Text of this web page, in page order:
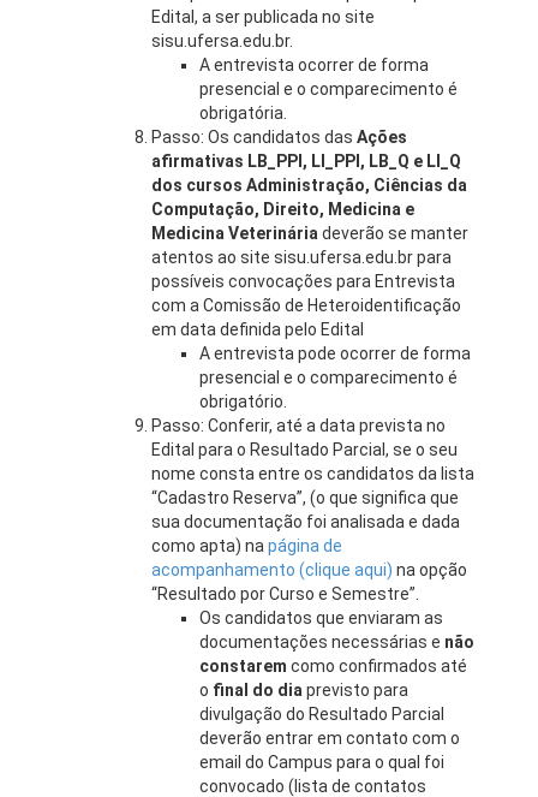
Edital, a ser publicada no site
sisu.ufersa.edu.br.
A entrevista ocorrer de forma
presencial e o comparecimento é
obrigatória.
Passo: Os candidatos das Ações
afirmativas LB_PPI, LI_PPI, LB_Q e LI_Q
dos cursos Administração, Ciências da
Computação, Direito, Medicina e
Medicina Veterinária deverão se manter
atentos ao site sisu.ufersa.edu.br para
possíveis convocações para Entrevista
com a Comissão de Heteroidentificação
em data definida pelo Edital
A entrevista pode ocorrer de forma
presencial e o comparecimento é
obrigatório.
Passo: Conferir, até a data prevista no
Edital para o Resultado Parcial, se o seu
nome consta entre os candidatos da lista
“Cadastro Reserva”, (o que significa que
sua documentação foi analisada e dada
como apta) na página de
acompanhamento (clique aqui) na opção
“Resultado por Curso e Semestre”.
Os candidatos que enviaram as
documentações necessárias e não
constarem como confirmados até
o final do dia previsto para
divulgação do Resultado Parcial
deverão entrar em contato com o
email do Campus para o qual foi
convocado (lista de contatos